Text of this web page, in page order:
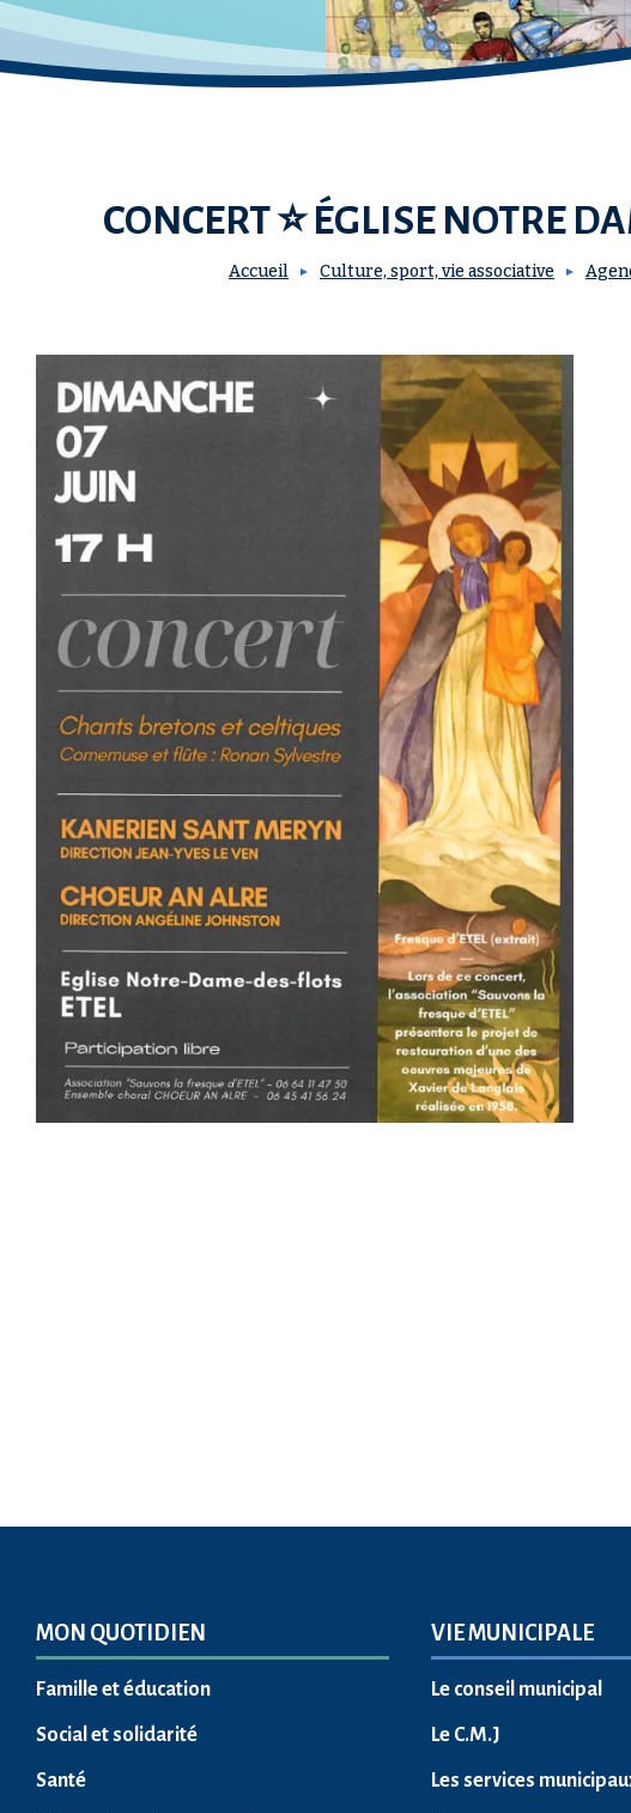
CONCERT ⭐ ÉGLISE NOTRE
Accueil Culture, sport, vie associative
MON QUOTIDIEN
Famille et éducation
Social et solidarité
Santé
VIE MUNICIPALE
Le conseil municipal
Le C.M.J
Les services